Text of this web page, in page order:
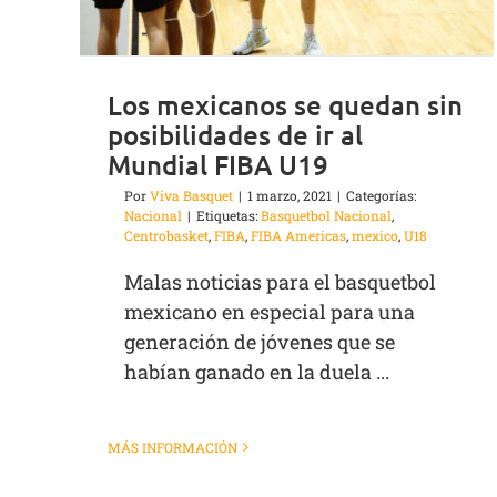
Los mexicanos se quedan sin
posibilidades de ir al
Mundial FIBA U19
PorViva Basquet | 1 marzo, 2021 | Categorías:
Nacional | Etiquetas:Basquetbol Nacional,
Centrobasket,FIBA,FIBA Americas,mexico,U18
Malas noticias para el basquetbol
mexicano en especial para una
generación de jóvenes que se
habían ganado en la duela ...
MÁS INFORMACIÓN